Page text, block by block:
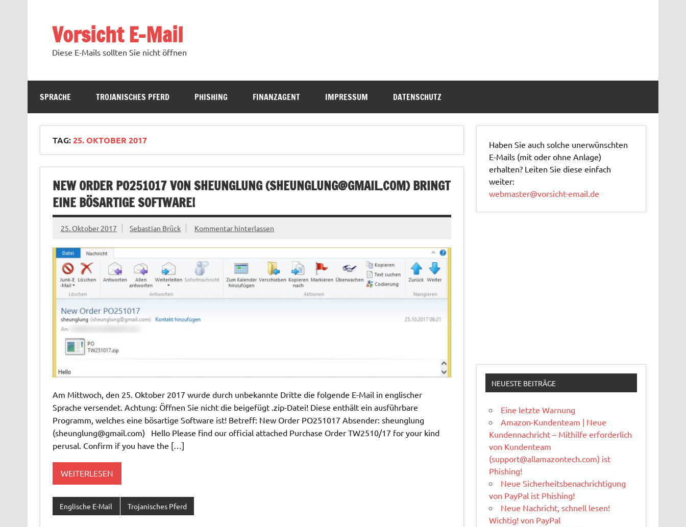
Vorsicht E-Mail
Diese E-Mails sollten Sie nicht öffnen
SPRACHE TROJANISCHES PFERD PHISHING FINANZAGENT IMPRESSUM DATENSCHUTZ
TAG:25. OKTOBER 2017
NEW ORDER PO251017 VON SHEUNGLUNG (SHEUNGLUNG@GMAIL.COM) BRINGT
EINE BÖSARTIGE SOFTWARE!
25. Oktober 2017 Sebastian Brück Kommentar hinterlassen
Am Mittwoch, den 25. Oktober 2017 wurde durch unbekannte Dritte die folgende E-Mail in englischer
Sprache versendet. Achtung: Öffnen Sie nicht die beigefügt .zip-Datei! Diese enthält ein ausführbare
Programm, welches eine bösartige Software ist! Betreff: New Order PO251017 Absender: sheunglung
(sheunglung@gmail.com) Hello Please find our official attached Purchase Order TW2510/17 for your kind
perusal. Confirm if you have the […]
WEITERLESEN
Englische E-Mail Trojanisches Pferd
Haben Sie auch solche unerwünschten
E-Mails (mit oder ohne Anlage)
erhalten? Leiten Sie diese einfach
weiter:
webmaster@vorsicht-email.de
NEUESTE BEITRÄGE
Eine letzte Warnung
Amazon-Kundenteam | Neue
Kundennachricht – Mithilfe erforderlich
von Kundenteam
(support@allamazontech.com) ist
Phishing!
Neue Sicherheitsbenachrichtigung
von PayPal ist Phishing!
Neue Nachricht, schnell lesen!
Wichtig! von PayPal